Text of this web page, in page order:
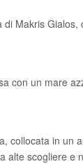
Makris
con un mare
collocata in un
alte scogliere e